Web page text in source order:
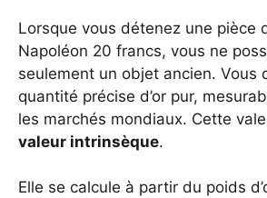
Lorsque vous détenez une pièce
Napoléon 20 francs, vous ne
seulement un objet ancien. Vous
quantité précise d’or pur,
les marchés mondiaux. Cette
valeur intrinsèque.
Elle se calcule à partir du poids